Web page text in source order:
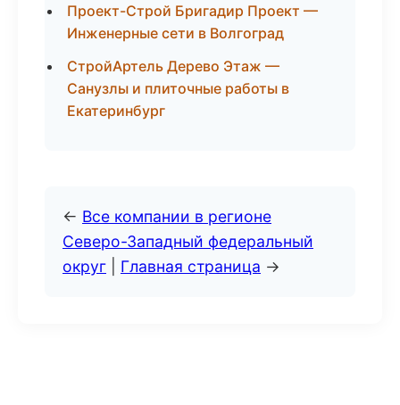
Проект-Строй Бригадир Проект —
Инженерные сети в Волгоград
СтройАртель Дерево Этаж —
Санузлы и плиточные работы в
Екатеринбург
← Все компании в регионе
Северо-Западный федеральный
округ
Главная страница →